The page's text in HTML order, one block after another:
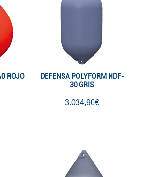
ROJO
DEFENSA POLYFORM HDF-
30 GRIS
3.034,90€